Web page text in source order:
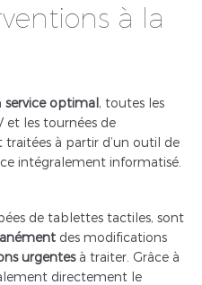
à la
service optimal, toutes les
et les tournées de
à partir d’un outil de
intégralement informatisé.
de tablettes tactiles, sont
des modifications
urgentesà traiter. Grâce à
directement le